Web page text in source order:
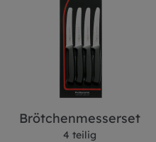
Brötchenmesserset
4 teilig